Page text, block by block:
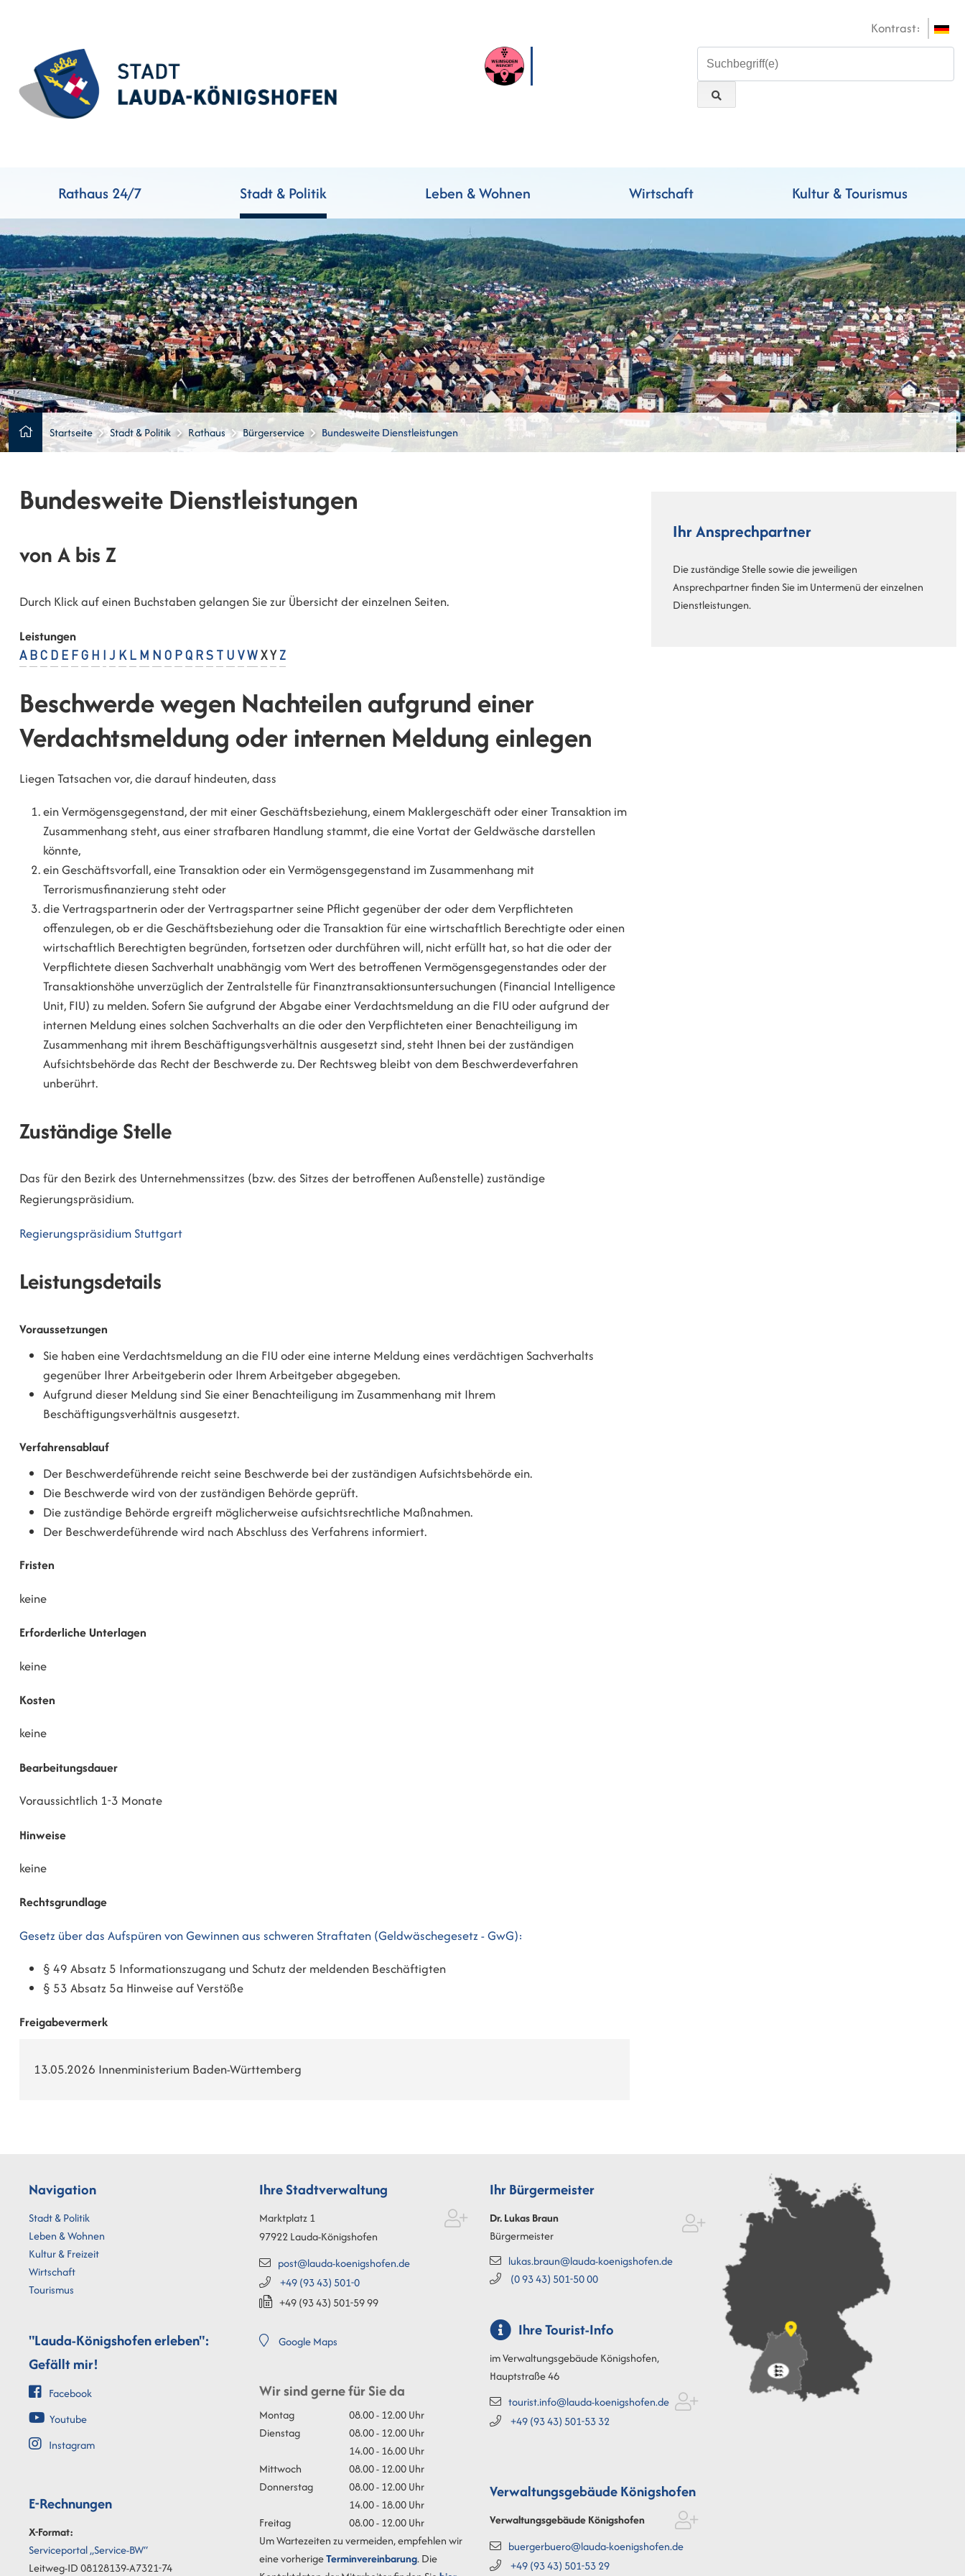
Kontrast:
Rathaus 24/7 Stadt & Politik Leben & Wohnen Wirtschaft Kultur & Tourismus
Startseite Stadt & Politik Rathaus Bürgerservice Bundesweite Dienstleistungen
Bundesweite Dienstleistungen
von A bis Z
Durch Klick auf einen Buchstaben gelangen Sie zur Übersicht der einzelnen Seiten.
Leistungen
A B C D E F G H J K L M N O P Q R S U V W X Y Z
Beschwerde wegen Nachteilen aufgrund einer
Verdachtsmeldung oder internen Meldung einlegen
Liegen Tatsachen vor, die darauf hindeuten, dass
ein Vermögensgegenstand, der mit einer Geschäftsbeziehung, einem Maklergeschäft oder einer Transaktion im
Zusammenhang steht, aus einer strafbaren Handlung stammt, die eine Vortat der Geldwäsche darstellen
könnte,
ein Geschäftsvorfall, eine Transaktion oder ein Vermögensgegenstand im Zusammenhang mit
Terrorismusfinanzierung steht oder
die Vertragspartnerin oder der Vertragspartner seine Pflicht gegenüber der oder dem Verpflichteten
offenzulegen, ob er die Geschäftsbeziehung oder die Transaktion für eine wirtschaftlich Berechtigte oder einen
wirtschaftlich Berechtigten begründen, fortsetzen oder durchführen will, nicht erfüllt hat, so hat die oder der
Verpflichtete diesen Sachverhalt unabhängig vom Wert des betroffenen Vermögensgegenstandes oder der
Transaktionshöhe unverzüglich der Zentralstelle für Finanztransaktionsuntersuchungen (Financial Intelligence
Unit, FIU) zu melden. Sofern Sie aufgrund der Abgabe einer Verdachtsmeldung an die FIU oder aufgrund der
internen Meldung eines solchen Sachverhalts an die oder den Verpflichteten einer Benachteiligung im
Zusammenhang mit ihrem Beschäftigungsverhältnis ausgesetzt sind, steht Ihnen bei der zuständigen
Aufsichtsbehörde das Recht der Beschwerde zu. Der Rechtsweg bleibt von dem Beschwerdeverfahren
unberührt.
Zuständige Stelle
Das für den Bezirk des Unternehmenssitzes (bzw. des Sitzes der betroffenen Außenstelle) zuständige
Regierungspräsidium.
Regierungspräsidium Stuttgart
Leistungsdetails
Voraussetzungen
Sie haben eine Verdachtsmeldung an die FIU oder eine interne Meldung eines verdächtigen Sachverhalts
gegenüber Ihrer Arbeitgeberin oder Ihrem Arbeitgeber abgegeben.
Aufgrund dieser Meldung sind Sie einer Benachteiligung im Zusammenhang mit Ihrem
Beschäftigungsverhältnis ausgesetzt.
Verfahrensablauf
Der Beschwerdeführende reicht seine Beschwerde bei der zuständigen Aufsichtsbehörde ein.
Die Beschwerde wird von der zuständigen Behörde geprüft.
Die zuständige Behörde ergreift möglicherweise aufsichtsrechtliche Maßnahmen.
Der Beschwerdeführende wird nach Abschluss des Verfahrens informiert.
Fristen
keine
Erforderliche Unterlagen
keine
Kosten
keine
Bearbeitungsdauer
Voraussichtlich 1-3 Monate
Hinweise
keine
Rechtsgrundlage
Gesetz über das Aufspüren von Gewinnen aus schweren Straftaten (Geldwäschegesetz - GwG):
§ 49 Absatz 5 Informationszugang und Schutz der meldenden Beschäftigten
§ 53 Absatz 5a Hinweise auf Verstöße
Freigabevermerk
13.05.2026 Innenministerium Baden-Württemberg
Ihr Ansprechpartner
Die zuständige Stelle sowie die jeweiligen
Ansprechpartner finden Sie im Untermenü der einzelnen
Dienstleistungen.
Navigation
Stadt & Politik
Leben & Wohnen
Kultur & Freizeit
Wirtschaft
Tourismus
"Lauda-Königshofen erleben":
Gefällt mir!
Facebook
Youtube
Instagram
E-Rechnungen
X-Format:
Serviceportal „Service-BW“
Leitweg-ID 08128139-A7321-74
Ihre Stadtverwaltung
Marktplatz 1
97922Lauda-Königshofen
post@lauda-koenigshofen.de
+49 (9343) 501-0
+49 (9343) 501-5999
Google Maps
Wir sind gerne für Sie da
Montag
08.00 - 12.00 Uhr
Dienstag
08.00 - 12.00 Uhr
14.00 - 16.00 Uhr
Mittwoch
08.00 - 12.00 Uhr
Donnerstag
08.00 - 12.00 Uhr
14.00 - 18.00 Uhr
Freitag
08.00 - 12.00 Uhr
Um Wartezeiten zu vermeiden, empfehlen wir
eine vorherigeTerminvereinbarung. Die
Ihr Bürgermeister
Dr. LukasBraun
Bürgermeister
lukas.braun@lauda-koenigshofen.de
(09343) 501-5000
Ihre Tourist-Info
im Verwaltungsgebäude Königshofen,
Hauptstraße 46
tourist.info@lauda-koenigshofen.de
+49 (9343) 501-5332
Verwaltungsgebäude Königshofen
Verwaltungsgebäude Königshofen
buergerbuero@lauda-koenigshofen.de
+49 (9343) 501-5329